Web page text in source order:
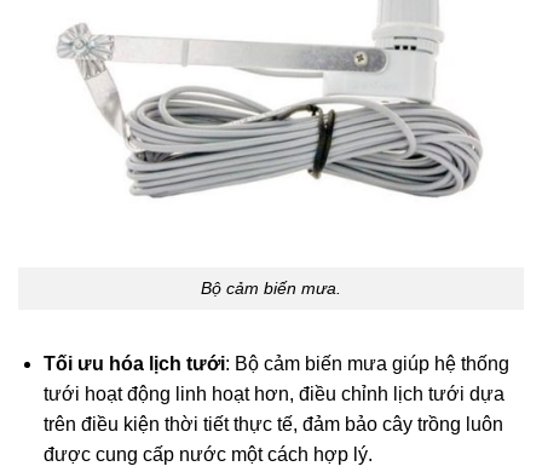
Bộ cảm biến mưa.
Tối ưu hóa lịch tưới: Bộ cảm biến mưa giúp hệ thống
tưới hoạt động linh hoạt hơn, điều chỉnh lịch tưới dựa
trên điều kiện thời tiết thực tế, đảm bảo cây trồng luôn
được cung cấp nước một cách hợp lý.